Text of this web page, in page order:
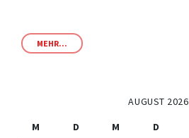
MEHR...
AUGUST 2026
M
D M D